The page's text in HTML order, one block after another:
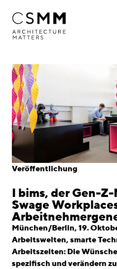
Profil
Leistungen
Projekte
Journal
Awards
Standorte
linkedininstagram
English
Veröffentlichung
I bims, der Gen-
Swage
München/Berlin, 19.
Arbeitswelten, smarte
Arbeitszeiten: Die
spezifisch und verändern